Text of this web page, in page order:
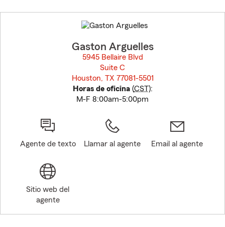
to
before
Gaston Arguelles
5945 Bellaire Blvd
Suite C
Houston, TX 77081-5501
Horas de oficina(CST):
M-F 8:00am-5:00pm
Agente de texto Llamar al agente Email al agente
Sitio web del
agente